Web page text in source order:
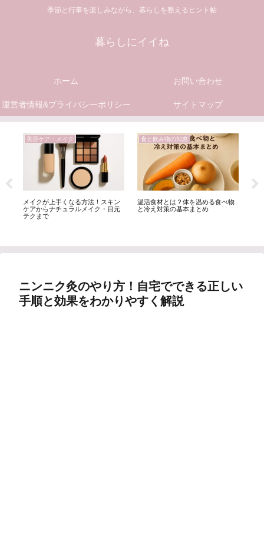
季節と行事を楽しみながら、暮らしを整えるヒント帖
暮らしにイイね
ホーム お問い合わせ
運営者情報&プライバシーポリシー サイトマップ
美容ケア・メイク
メイクが上手くなる方法！スキン
ケアからナチュラルメイク・目元
テクまで
食と飲み物の知恵
温活食材とは？体を温める食べ物
と冷え対策の基本まとめ
ニンニク灸のやり方！自宅でできる正しい
手順と効果をわかりやすく解説